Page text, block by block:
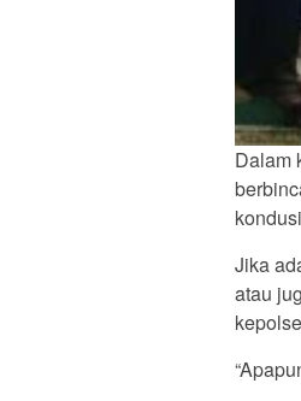
Dalam
Jika
atau